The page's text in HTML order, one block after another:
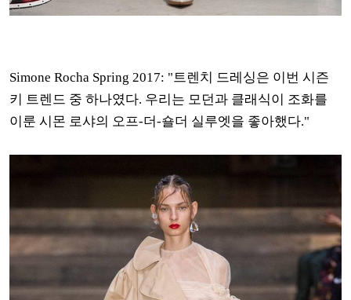
Simone Rocha Spring 2017: "트렌치 드레싱은 이번 시즌
키 트렌드 중 하나였다. 우리는 모던과 클래식이 조화를
이룬 시몬 로샤의 오프-더-숄더 실루엣을 좋아했다."